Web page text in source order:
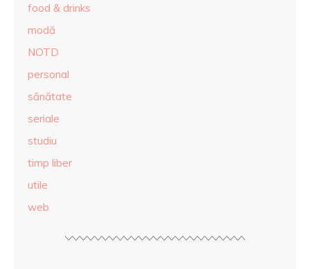
food & drinks
modă
NOTD
personal
sănătate
seriale
studiu
timp liber
utile
web